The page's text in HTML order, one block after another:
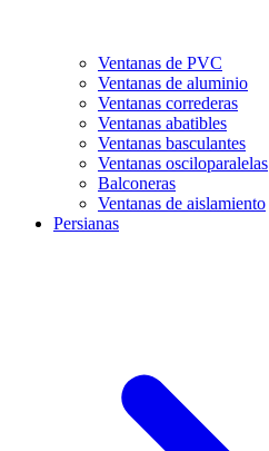
Ventanas de PVC
Ventanas de aluminio
Ventanas correderas
Ventanas abatibles
Ventanas basculantes
Ventanas osciloparalelas
Balconeras
Ventanas de aislamiento
Persianas